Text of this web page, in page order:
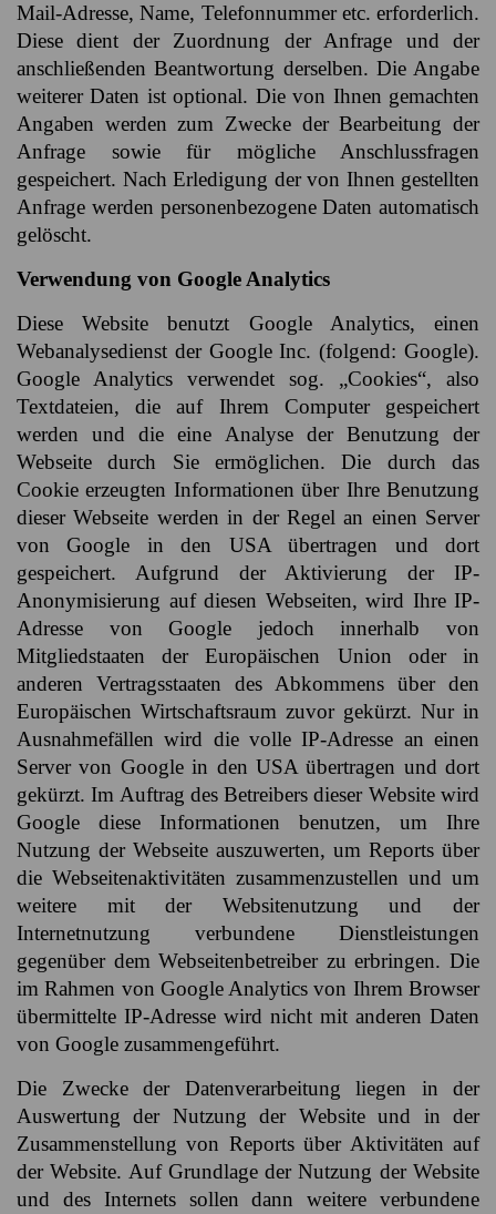
Mail-Adresse, Name, Telefonnummer etc. erforderlich.
Diese dient der Zuordnung der Anfrage und der
anschließenden Beantwortung derselben. Die Angabe
weiterer Daten ist optional. Die von Ihnen gemachten
Angaben werden zum Zwecke der Bearbeitung der
Anfrage sowie für mögliche Anschlussfragen
gespeichert. Nach Erledigung der von Ihnen gestellten
Anfrage werden personenbezogene Daten automatisch
gelöscht.
Verwendung von Google Analytics
Diese Website benutzt Google Analytics, einen
Webanalysedienst der Google Inc. (folgend: Google).
Google Analytics verwendet sog. „Cookies“, also
Textdateien, die auf Ihrem Computer gespeichert
werden und die eine Analyse der Benutzung der
Webseite durch Sie ermöglichen. Die durch das
Cookie erzeugten Informationen über Ihre Benutzung
dieser Webseite werden in der Regel an einen Server
von Google in den USA übertragen und dort
gespeichert. Aufgrund der Aktivierung der IP-
Anonymisierung auf diesen Webseiten, wird Ihre IP-
Adresse von Google jedoch innerhalb von
Mitgliedstaaten der Europäischen Union oder in
anderen Vertragsstaaten des Abkommens über den
Europäischen Wirtschaftsraum zuvor gekürzt. Nur in
Ausnahmefällen wird die volle IP-Adresse an einen
Server von Google in den USA übertragen und dort
gekürzt. Im Auftrag des Betreibers dieser Website wird
Google diese Informationen benutzen, um Ihre
Nutzung der Webseite auszuwerten, um Reports über
die Webseitenaktivitäten zusammenzustellen und um
weitere mit der Websitenutzung und der
Internetnutzung verbundene Dienstleistungen
gegenüber dem Webseitenbetreiber zu erbringen. Die
im Rahmen von Google Analytics von Ihrem Browser
übermittelte IP-Adresse wird nicht mit anderen Daten
von Google zusammengeführt.
Die Zwecke der Datenverarbeitung liegen in der
Auswertung der Nutzung der Website und in der
Zusammenstellung von Reports über Aktivitäten auf
der Website. Auf Grundlage der Nutzung der Website
und des Internets sollen dann weitere verbundene